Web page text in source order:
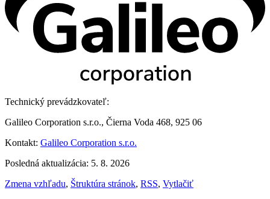
Technický prevádzkovateľ:
Galileo Corporation s.r.o., Čierna Voda 468, 925 06
Kontakt: Galileo Corporation s.r.o.
Posledná aktualizácia: 5. 8. 2026
Zmena vzhľadu, Štruktúra stránok, RSS, Vytlačiť